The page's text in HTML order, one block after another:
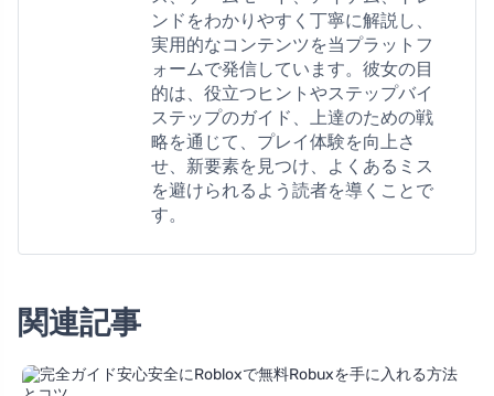
ンドをわかりやすく丁寧に解説し、
実用的なコンテンツを当プラットフ
ォームで発信しています。彼女の目
的は、役立つヒントやステップバイ
ステップのガイド、上達のための戦
略を通じて、プレイ体験を向上さ
せ、新要素を見つけ、よくあるミス
を避けられるよう読者を導くことで
す。
関連記事